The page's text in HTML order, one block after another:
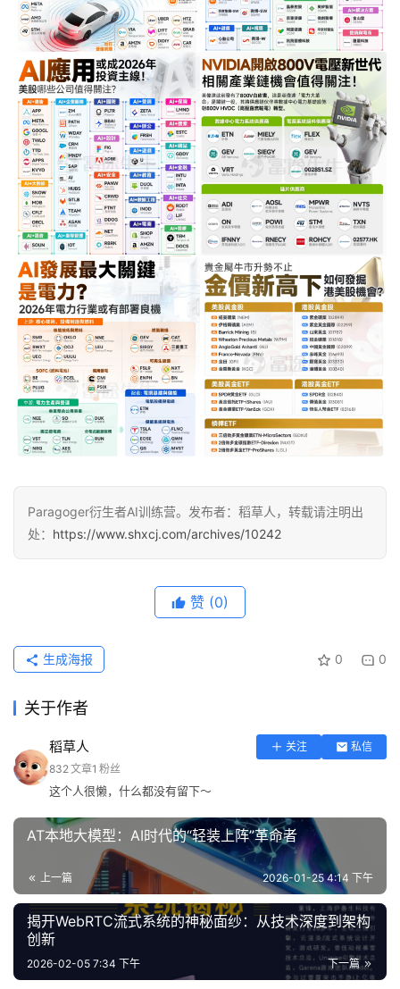
青
龙
绘
梦
白
泽
绘
梦
A
I
产
品
目
录
行
业
资
免
A
V
P
课
于
我
们
登录 注册
Paragoger衍生者AI训练营。发布者：稻草人，转载请注明出
处： https://www.shxcj.com/archives/10242
赞 (0)
0 0
生成海报
关于作者
稻草人 关注
私信
832文章1 粉丝
这个人很懒，什么都没有留下～
AT本地大模型：AI时代的“轻装上阵”革命者
上一篇 2026-01-25 4:14 下午
揭开WebRTC流式系统的神秘面纱：从技术深度到架构
创新
下一篇
2026-02-05 7:34 下午